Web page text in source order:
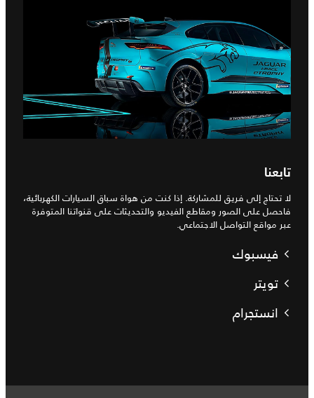
تابعنا
لا تحتاج إلى فريق للمشاركة. إذا كنت من هواة سباق السيارات الكهربائية،
فاحصل على الصور ومقاطع الفيديو والتحديثات على قنواتنا المتوفرة
عبر مواقع التواصل الاجتماعي.
فيسبوك
تويتر
انستجرام